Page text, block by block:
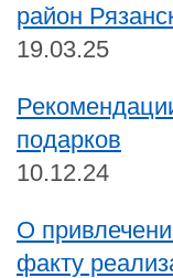
район
19.03.25
подарков
10.12.24
О
факту